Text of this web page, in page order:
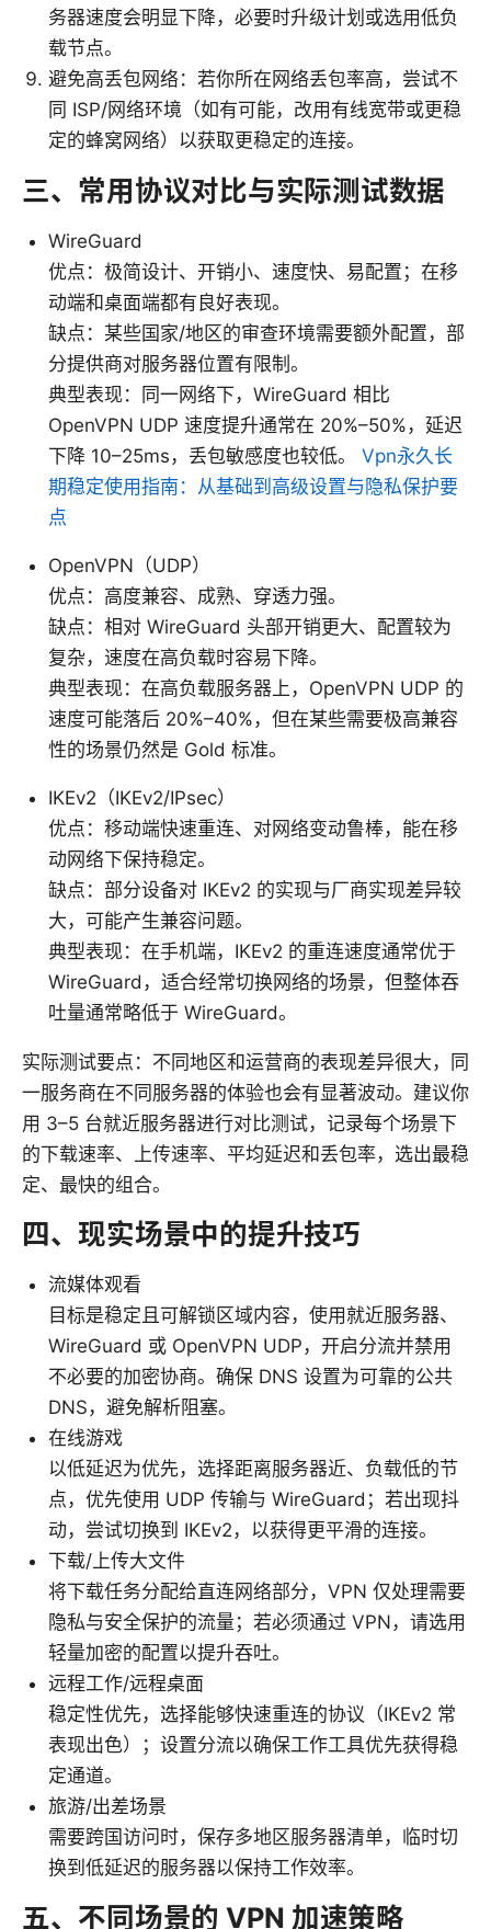
务器速度会明显下降，必要时升级计划或选用低负
载节点。
避免高丢包网络：若你所在网络丢包率高，尝试不
同 ISP/网络环境（如有可能，改用有线宽带或更稳
定的蜂窝网络）以获取更稳定的连接。
三、常用协议对比与实际测试数据
WireGuard
优点：极简设计、开销小、速度快、易配置；在移
动端和桌面端都有良好表现。
缺点：某些国家/地区的审查环境需要额外配置，部
分提供商对服务器位置有限制。
典型表现：同一网络下，WireGuard 相比
OpenVPN UDP 速度提升通常在 20%–50%，延迟
下降 10–25ms，丢包敏感度也较低。 Vpn永久长
期稳定使用指南：从基础到高级设置与隐私保护要
点
OpenVPN（UDP）
优点：高度兼容、成熟、穿透力强。
缺点：相对 WireGuard 头部开销更大、配置较为
复杂，速度在高负载时容易下降。
典型表现：在高负载服务器上，OpenVPN UDP 的
速度可能落后 20%–40%，但在某些需要极高兼容
性的场景仍然是 Gold 标准。
IKEv2（IKEv2/IPsec）
优点：移动端快速重连、对网络变动鲁棒，能在移
动网络下保持稳定。
缺点：部分设备对 IKEv2 的实现与厂商实现差异较
大，可能产生兼容问题。
典型表现：在手机端，IKEv2 的重连速度通常优于
WireGuard，适合经常切换网络的场景，但整体吞
吐量通常略低于 WireGuard。
实际测试要点：不同地区和运营商的表现差异很大，同
一服务商在不同服务器的体验也会有显著波动。建议你
用 3–5 台就近服务器进行对比测试，记录每个场景下
的下载速率、上传速率、平均延迟和丢包率，选出最稳
定、最快的组合。
四、现实场景中的提升技巧
流媒体观看
目标是稳定且可解锁区域内容，使用就近服务器、
WireGuard 或 OpenVPN UDP，开启分流并禁用
不必要的加密协商。确保 DNS 设置为可靠的公共
DNS，避免解析阻塞。
在线游戏
以低延迟为优先，选择距离服务器近、负载低的节
点，优先使用 UDP 传输与 WireGuard；若出现抖
动，尝试切换到 IKEv2，以获得更平滑的连接。
下载/上传大文件
将下载任务分配给直连网络部分，VPN 仅处理需要
隐私与安全保护的流量；若必须通过 VPN，请选用
轻量加密的配置以提升吞吐。
远程工作/远程桌面
稳定性优先，选择能够快速重连的协议（IKEv2 常
表现出色）；设置分流以确保工作工具优先获得稳
定通道。
旅游/出差场景
需要跨国访问时，保存多地区服务器清单，临时切
换到低延迟的服务器以保持工作效率。
五、不同场景的 VPN 加速策略